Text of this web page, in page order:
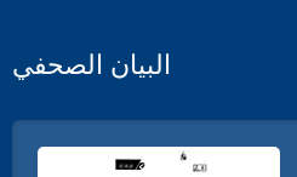
البيان الصحفي